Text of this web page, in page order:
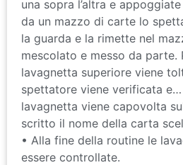
una sopra l’altra e
da un mazzo di carte lo
la guarda e la rimette nel
mescolato e messo da parte.
lavagnetta superiore viene
spettatore viene verificata e…
lavagnetta viene capovolta
scritto il nome della carta
• Alla fine della routine le
essere controllate.